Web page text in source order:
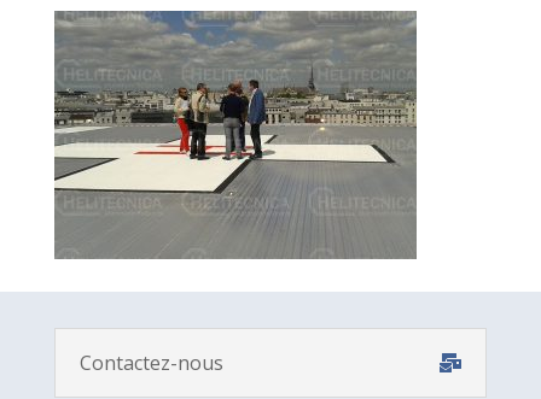
Contactez-nous